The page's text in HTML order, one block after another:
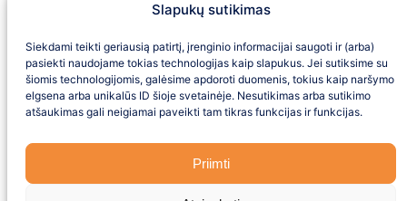
Slapukų sutikimas
Siekdami teikti geriausią patirtį, įrenginio informacijai saugoti ir (arba)
pasiekti naudojame tokias technologijas kaip slapukus. Jei sutiksime su
šiomis technologijomis, galėsime apdoroti duomenis, tokius kaip naršymo
elgsena arba unikalūs ID šioje svetainėje. Nesutikimas arba sutikimo
atšaukimas gali neigiamai paveikti tam tikras funkcijas ir funkcijas.
Priimti
I-V – 10:00-19:00
VI – 10:00-16:00
VII – nedirbame